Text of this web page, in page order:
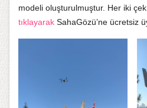
modeli oluşturulmuştur. Her iki
tıklayarak SahaGözü’ne ücretsiz